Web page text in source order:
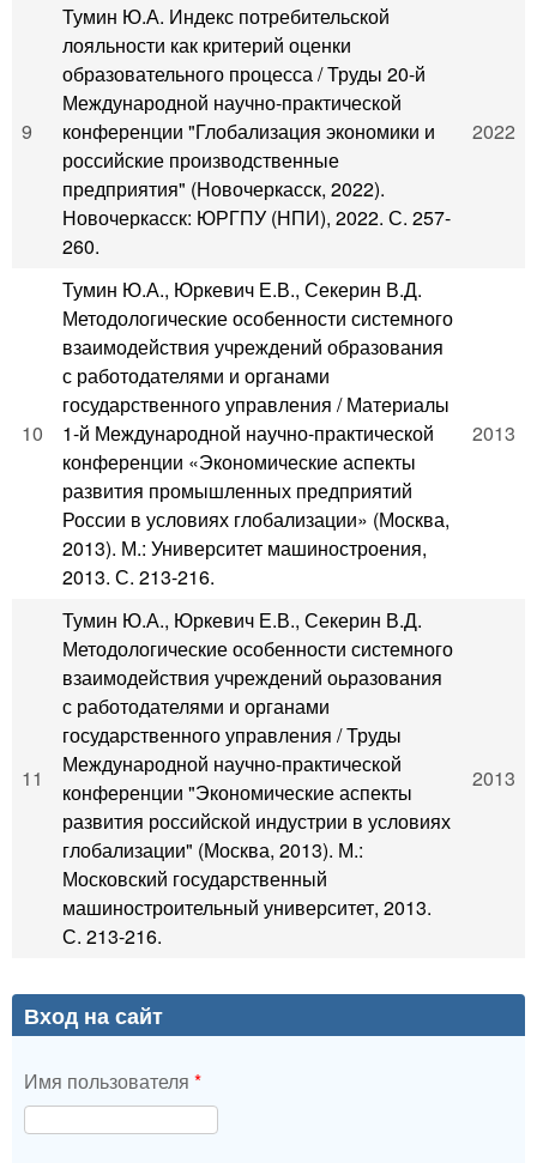
9
Тумин Ю.А. Индекс потребительской
лояльности как критерий оценки
образовательного процесса / Труды 20-й
Международной научно-практической
конференции "Глобализация экономики и
российские производственные
предприятия" (Новочеркасск, 2022).
Новочеркасск: ЮРГПУ (НПИ), 2022. С. 257-
260.
2022
10
Тумин Ю.А., Юркевич Е.В., Секерин В.Д.
Методологические особенности системного
взаимодействия учреждений образования
с работодателями и органами
государственного управления / Материалы
1-й Международной научно-практической
конференции «Экономические аспекты
развития промышленных предприятий
России в условиях глобализации» (Москва,
2013). М.: Университет машиностроения,
2013. С. 213-216.
2013
11
Тумин Ю.А., Юркевич Е.В., Секерин В.Д.
Методологические особенности системного
взаимодействия учреждений оьразования
с работодателями и органами
государственного управления / Труды
Международной научно-практической
конференции "Экономические аспекты
развития российской индустрии в условиях
глобализации" (Москва, 2013). М.:
Московский государственный
машиностроительный университет, 2013.
С. 213-216.
2013
Вход на сайт
Имя пользователя *